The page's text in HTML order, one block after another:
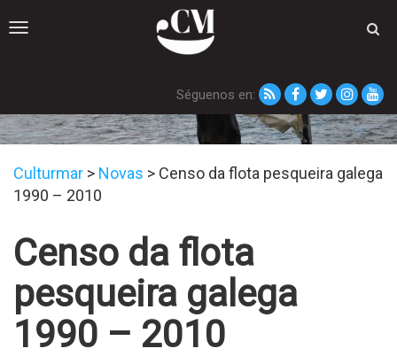
Toggle
Séguenos en:
Novas
Culturmar > Novas > Censo da flota pesqueira galega
1990 – 2010
Censo da flota
pesqueira galega
1990 – 2010